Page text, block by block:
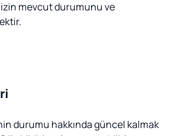
mevcut durumunu ve
durumu hakkında güncel kalmak